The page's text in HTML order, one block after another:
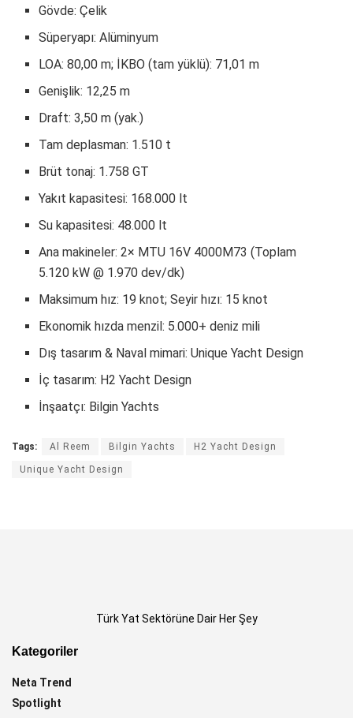
Gövde: Çelik
Süperyapı: Alüminyum
LOA: 80,00 m; İKBO (tam yüklü): 71,01 m
Genişlik: 12,25 m
Draft: 3,50 m (yak.)
Tam deplasman: 1.510 t
Brüt tonaj: 1.758 GT
Yakıt kapasitesi: 168.000 lt
Su kapasitesi: 48.000 lt
Ana makineler: 2× MTU 16V 4000M73 (Toplam
5.120 kW @ 1.970 dev/dk)
Maksimum hız: 19 knot; Seyir hızı: 15 knot
Ekonomik hızda menzil: 5.000+ deniz mili
Dış tasarım & Naval mimari: Unique Yacht Design
İç tasarım: H2 Yacht Design
İnşaatçı: Bilgin Yachts
Tags: Al Reem Bilgin Yachts H2 Yacht Design
Unique Yacht Design
Türk Yat Sektörüne Dair Her Şey
Kategoriler
Neta Trend
Spotlight